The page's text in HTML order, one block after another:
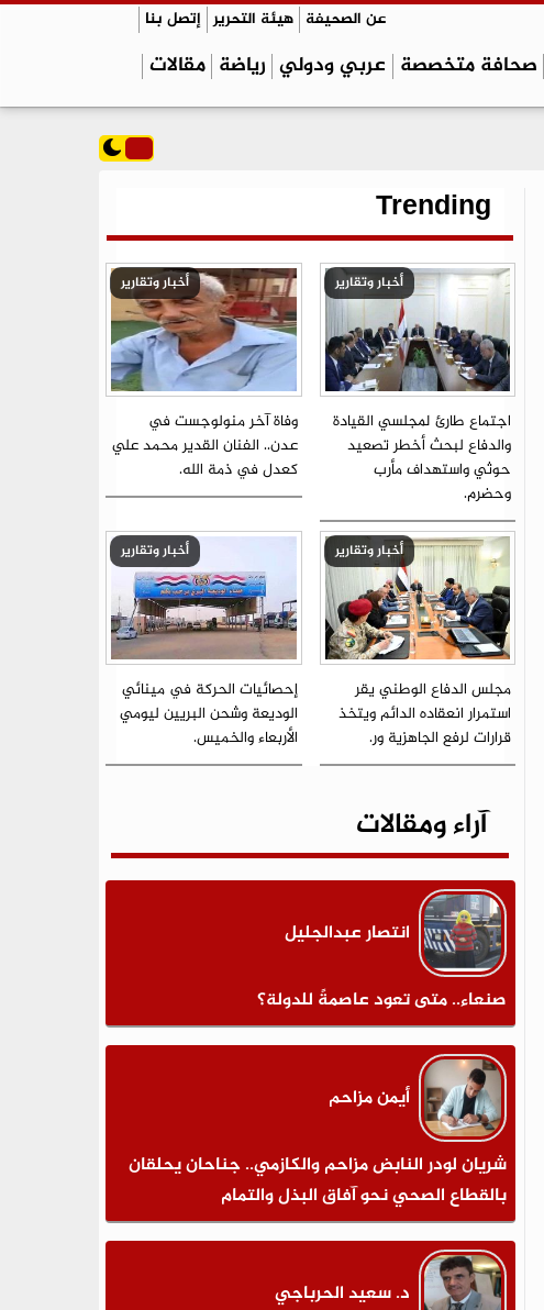
عن الصحيفة هيئة التحرير إتصل بنا
صحافة متخصصة عربي ودولي رياضة مقالات
Trending
أخبار وتقارير
اجتماع طارئ لمجلسي القيادة
والدفاع لبحث أخطر تصعيد
حوثي واستهداف مأرب
وحضرم.
أخبار وتقارير
وفاة آخر منولوجست في
عدن.. الفنان القدير محمد علي
كعدل في ذمة الله.
أخبار وتقارير
مجلس الدفاع الوطني يقر
استمرار انعقاده الدائم ويتخذ
قرارات لرفع الجاهزية ور.
أخبار وتقارير
إحصائيات الحركة في مينائي
الوديعة وشحن البريين ليومي
الأربعاء والخميس.
آراء ومقالات
انتصار عبدالجليل
صنعاء.. متى تعود عاصمةً للدولة؟
أيمن مزاحم
شريان لودر النابض مزاحم والكازمي.. جناحان يحلقان
بالقطاع الصحي نحو آفاق البذل والتمام
د. سعيد الحرباجي